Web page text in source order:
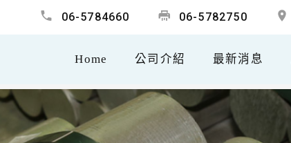
06-5784660 06-5782750
Home 公司介紹 最新消息